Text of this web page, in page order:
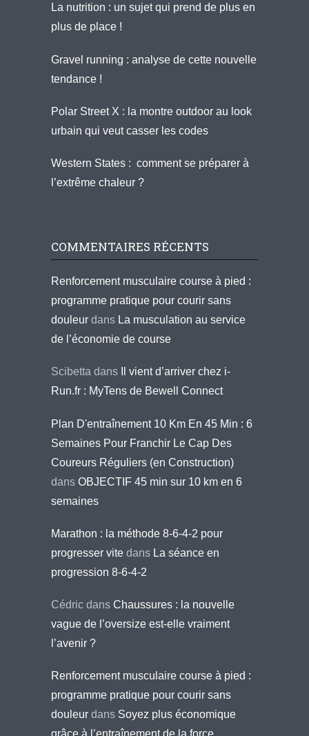
La nutrition : un sujet qui prend de plus en
plus de place !
Gravel running : analyse de cette nouvelle
tendance !
Polar Street X : la montre outdoor au look
urbain qui veut casser les codes
Western States : comment se préparer à
l’extrême chaleur ?
COMMENTAIRES RÉCENTS
Renforcement musculaire course à pied :
programme pratique pour courir sans
douleur dans La musculation au service
de l’économie de course
Scibetta dans
Il vient d’arriver chez i-
Run.fr : MyTens de Bewell Connect
Plan D'entraînement 10 Km En 45 Min : 6
Semaines Pour Franchir Le Cap Des
Coureurs Réguliers (en Construction)
dans OBJECTIF 45 min sur 10 km en 6
semaines
Marathon : la méthode 8-6-4-2 pour
progresser vite dans La séance en
progression 8-6-4-2
Cédric dans Chaussures : la nouvelle
vague de l’oversize est-elle vraiment
l’avenir ?
Renforcement musculaire course à pied :
programme pratique pour courir sans
douleur dans Soyez plus économique
grâce à l’entraînement de la force